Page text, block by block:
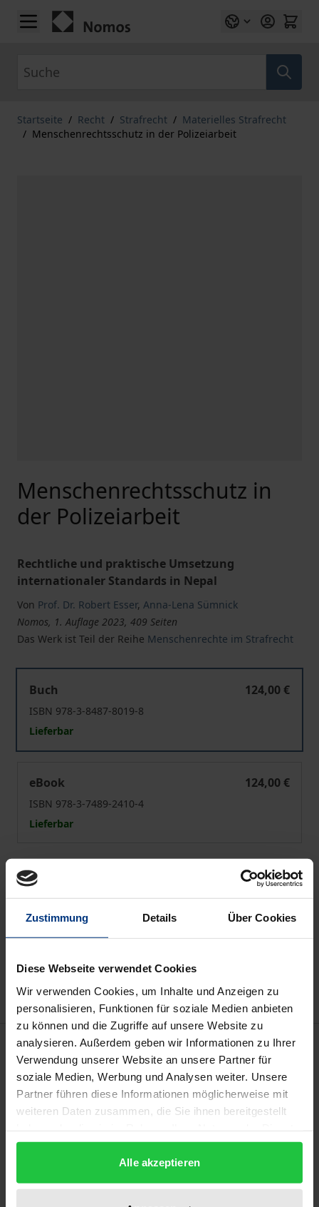
Zustimmung Details Über Cookies
Diese Webseite verwendet Cookies
Wir verwenden Cookies, um Inhalte und Anzeigen zu
personalisieren, Funktionen für soziale Medien anbieten
zu können und die Zugriffe auf unsere Website zu
analysieren. Außerdem geben wir Informationen zu Ihrer
Verwendung unserer Website an unsere Partner für
soziale Medien, Werbung und Analysen weiter. Unsere
Partner führen diese Informationen möglicherweise mit
weiteren Daten zusammen, die Sie ihnen bereitgestellt
gesammelt haben.
Alle akzeptieren
Zum Inhalt springen
Startseite / Recht / Strafrecht / Materielles Strafrecht
/ Menschenrechtsschutz in der Polizeiarbeit
Menschenrechtsschutz in
der Polizeiarbeit
Rechtliche und praktische Umsetzung
internationaler Standards in Nepal
Von Prof. Dr. Robert Esser, Anna-Lena Sümnick
Nomos, 1. Auflage 2023, 409 Seiten
Das Werk ist Teil der Reihe Menschenrechte im Strafrecht
Buch
124,00 €
ISBN 978-3-8487-8019-8
Lieferbar
eBook
124,00 €
ISBN 978-3-7489-2410-4
Lieferbar
Preisangaben inkl. MwSt. Abhängig von der Lieferadresse
kann die MwSt. an der Kasse variieren.
Hinweise zu Versandkosten
Beschreibung
Die Studie analysiert die internationalen
menschenrechtlichen Rahmenbedingungen für den
Allgemeinen und zielt darauf ab, die für die Arbeit
der Polizei in Nepal verbindlichen internationalen
und nationalen Menschenrechtsstandards